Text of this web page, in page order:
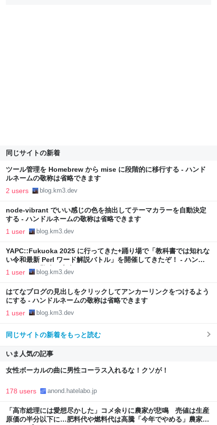
同じサイトの新着
ツール管理を Homebrew から mise に段階的に移行する - ハンド
ルネームの敬称は省略できます
2 users blog.km3.dev
node-vibrant でいい感じの色を抽出してテーマカラーを自動決定
する - ハンドルネームの敬称は省略できます
1 user blog.km3.dev
YAPC::Fukuoka 2025 に行ってきた+踊り場で「教科書では知れな
い令和最新 Perl ワード解説バトル」を開催してきたぞ！ - ハンド
ルネームの敬称は省略できます
1 user blog.km3.dev
はてなブログの見出しをクリックしてアンカーリンクをつけるよう
にする - ハンドルネームの敬称は省略できます
1 user blog.km3.dev
同じサイトの新着をもっと読む
いま人気の記事
女性ボーカルの曲に男性コーラス入れるな！クソが！
178 users anond.hatelabo.jp
「高市総理には愛想尽かした」コメ余りに農家が悲鳴 売値は生産
原価の半分以下に…肥料代や燃料代は高騰「今年でやめる」農家も